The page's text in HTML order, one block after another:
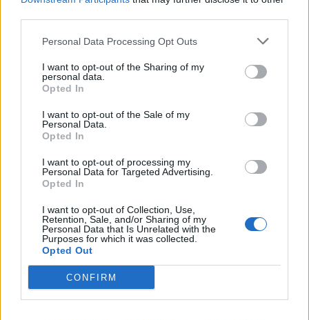
Personal Data Processing Opt Outs
I want to opt-out of the Sharing of my
personal data.
Opted In
I want to opt-out of the Sale of my
Personal Data.
Opted In
I want to opt-out of processing my
Personal Data for Targeted Advertising.
Opted In
I want to opt-out of Collection, Use,
Retention, Sale, and/or Sharing of my
Personal Data that Is Unrelated with the
Purposes for which it was collected.
Opted Out
CONFIRM
Vilken form du vill spritsa är ju helt upp till dig, tänk på att den skall gå
att lyfta upp smidigt bara.
Jag tog fram receptet till Skärgårdshotellet på Hönö som
ha den här tryffeln som en komponent till
nyårsdesserten, kanske en